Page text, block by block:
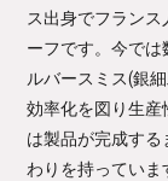
ス出身でフラン
ーフです。今で
ルバースミス(銀
効率化を図り生
は製品が完成す
わりを持っていま